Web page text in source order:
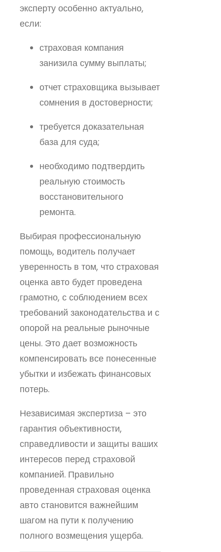
эксперту особенно актуально,
если:
страховая компания
занизила сумму выплаты;
отчет страховщика вызывает
сомнения в достоверности;
требуется доказательная
база для суда;
необходимо подтвердить
реальную стоимость
восстановительного
ремонта.
Выбирая профессиональную
помощь, водитель получает
уверенность в том, что страховая
оценка авто будет проведена
грамотно, с соблюдением всех
требований законодательства и с
опорой на реальные рыночные
цены. Это дает возможность
компенсировать все понесенные
убытки и избежать финансовых
потерь.
Независимая экспертиза – это
гарантия объективности,
справедливости и защиты ваших
интересов перед страховой
компанией. Правильно
проведенная страховая оценка
авто становится важнейшим
шагом на пути к получению
полного возмещения ущерба.